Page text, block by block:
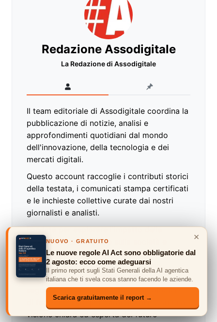
Redazione Assodigitale
La Redazione di Assodigitale
Il team editoriale di Assodigitale coordina la
pubblicazione di notizie, analisi e
approfondimenti quotidiani dal mondo
dell'innovazione, della tecnologia e dei
mercati digitali.
Questo account raccoglie i contributi storici
della testata, i comunicati stampa certificati
e le inchieste collettive curate dai nostri
giornalisti e analisti.
Fondata per esplorare l'impatto della
trasformazione digitale sulla società e
sull'economia, la Redazione di Assodigitale
si impegna a fornire un'informazione
accurata, indipendente e verificata,
seguendo rigorosi standard deontologici e
di fact-checking per garantire ai lettori una
visione chiara ed esperta del futuro
×
NUOVO · GRATUITO
Le nuove regole AI Act sono obbligatorie dal
2 agosto: ecco come adeguarsi
Il primo report sugli Stati Generali della AI agentica
italiana che ti svela cosa stanno facendo le aziende.
Scarica gratuitamente il report →